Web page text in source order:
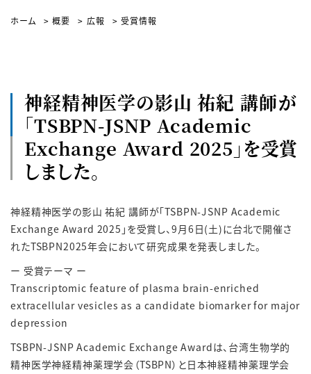
ホーム 概要 広報 受賞情報
神経精神医学の影山 祐紀 講師が
「TSBPN-JSNP Academic
Exchange Award 2025」を受賞
しました。
神経精神医学の影山 祐紀 講師が「TSBPN-JSNP Academic
Exchange Award 2025」を受賞し、9月6日(土)に台北で開催さ
れたTSBPN2025年会において研究成果を発表しました。
ー 受賞テーマ ー
Transcriptomic feature of plasma brain-enriched
extracellular vesicles as a candidate biomarker for major
depression
TSBPN-JSNP Academic Exchange Awardは、台湾生物学的
精神医学神経精神薬理学会（TSBPN）と日本神経精神薬理学会